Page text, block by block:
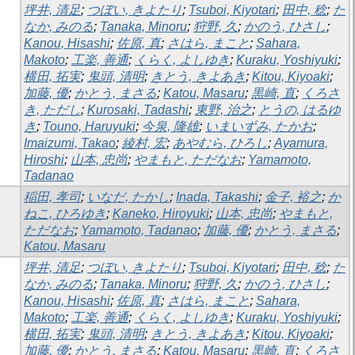
坪井, 清足; つぼい, きよたり; Tsuboi, Kiyotari; 田中, 稔; た
なか, みのる; Tanaka, Minoru; 狩野, 久; かのう, ひさし;
Kanou, Hisashi; 佐原, 真; さはら, まこと; Sahara,
Makoto; 工楽, 善通; くらく, よしゆき; Kuraku, Yoshiyuki;
横田, 拓実; 鬼頭, 清明; きとう, きよあき; Kitou, Kiyoaki;
加藤, 優; かとう, まさる; Katou, Masaru; 黒崎, 直; くろさ
き, ただし; Kurosaki, Tadashi; 東野, 治之; とうの, はるゆ
き; Touno, Haruyuki; 今泉, 隆雄; いまいずみ, たかお;
Imaizumi, Takao; 綾村, 宏; あやむら, ひろし; Ayamura,
Hiroshi; 山本, 忠尚; やまもと, ただなお; Yamamoto,
Tadanao
稲田, 孝司; いなだ, たかし; Inada, Takashi; 金子, 裕之; か
ねこ, ひろゆき; Kaneko, Hiroyuki; 山本, 忠尚; やまもと,
ただなお; Yamamoto, Tadanao; 加藤, 優; かとう, まさる;
Katou, Masaru
坪井, 清足; つぼい, きよたり; Tsuboi, Kiyotari; 田中, 稔; た
なか, みのる; Tanaka, Minoru; 狩野, 久; かのう, ひさし;
Kanou, Hisashi; 佐原, 真; さはら, まこと; Sahara,
Makoto; 工楽, 善通; くらく, よしゆき; Kuraku, Yoshiyuki;
横田, 拓実; 鬼頭, 清明; きとう, きよあき; Kitou, Kiyoaki;
加藤, 優; かとう, まさる; Katou, Masaru; 黒崎, 直; くろさ